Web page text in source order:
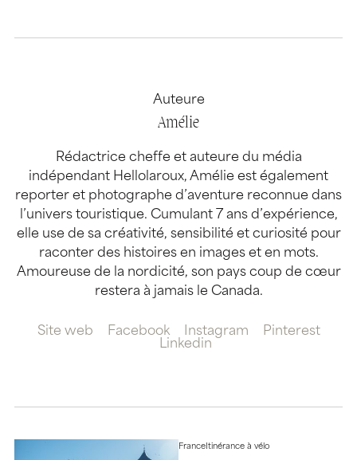
Auteure
Amélie
Rédactrice cheffe et auteure du média
indépendant Hellolaroux, Amélie est également
reporter et photographe d’aventure reconnue dans
l’univers touristique. Cumulant 7 ans d’expérience,
elle use de sa créativité, sensibilité et curiosité pour
raconter des histoires en images et en mots.
Amoureuse de la nordicité, son pays coup de cœur
restera à jamais le Canada.
Site web Facebook Instagram
Pinterest
Linkedin
FranceItinérance à vélo